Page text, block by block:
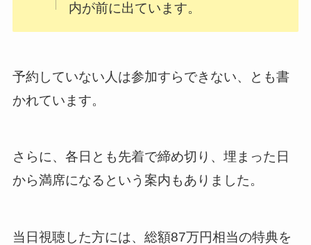
内が前に出ています。
予約していない人は参加すらできない、とも書
かれています。
さらに、各日とも先着で締め切り、埋まった日
から満席になるという案内もありました。
当日視聴した方には、総額87万円相当の特典を